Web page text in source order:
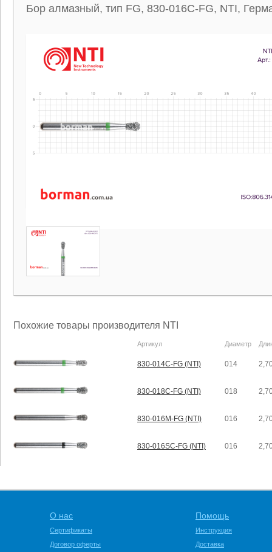
Бор алмазный, тип FG, 830-016C-FG, NTI,
Похожие товары производителя NTI
Артикул Диаметр
830-014C-FG (NTI) 014
830-018C-FG (NTI) 018
830-016M-FG (NTI) 016
830-016SC-FG (NTI) 016
О нас
Сертификаты
Договор оферты
Помощь
Инструкция
Доставка